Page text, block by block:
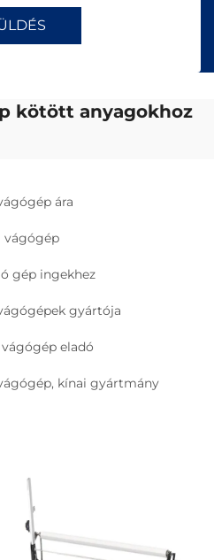
kötött anyagokhoz
ára
vágógép
gép ingekhez
gyártója
eladó
kínai gyártmány